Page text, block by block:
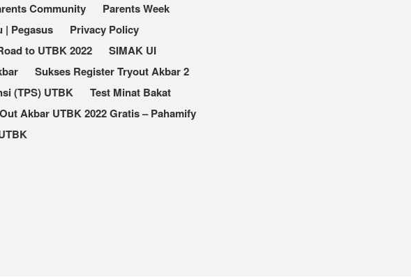
Community
Parents Week
| Pegasus
Privacy Policy
to UTBK 2022
SIMAK UI
Sukses Register Tryout Akbar 2
(TPS) UTBK
Test Minat Bakat
Akbar UTBK 2022 Gratis – Pahamify